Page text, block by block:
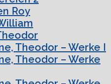
Roy
Theodor – Werke I
Theodor – Werke